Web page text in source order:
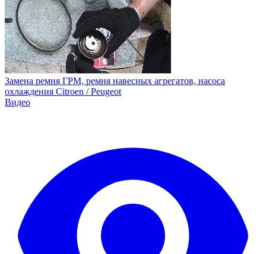
Замена ремня ГРМ, ремня навесных агрегатов, насоса
охлаждения Citroen / Peugeot
Видео